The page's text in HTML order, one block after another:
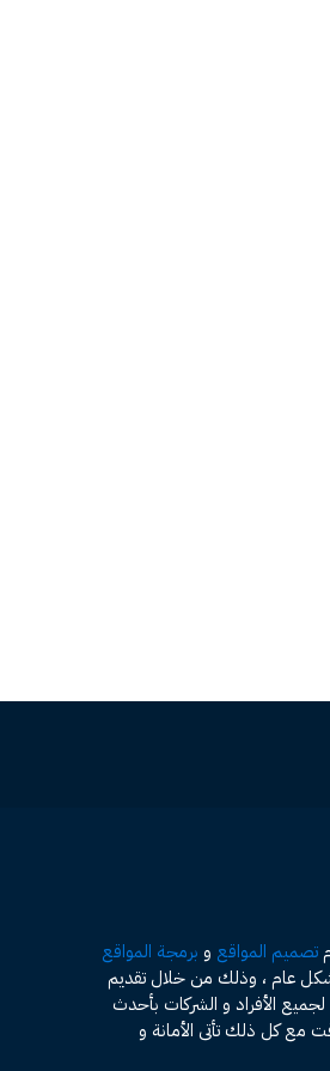
تصميم المواقع و برمجة المواقع
عام ، وذلك من خلال تقديم
الأفراد و الشركات بأحدث
مع كل ذلك تأتى الأمانة و